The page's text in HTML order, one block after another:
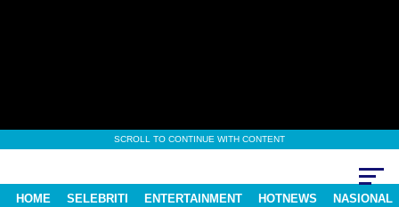
SCROLL TO CONTINUE WITH CONTENT
HOME SELEBRITI ENTERTAINMENT HOTNEWS NASIONAL